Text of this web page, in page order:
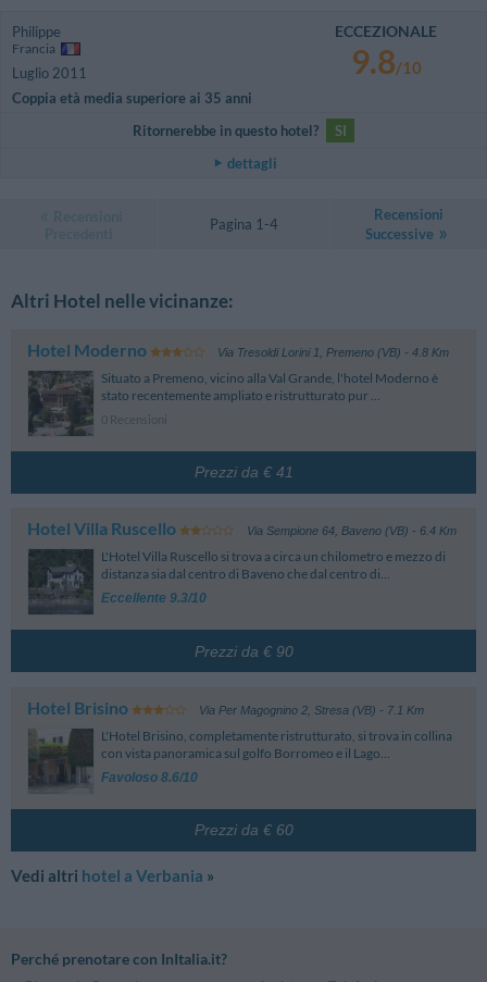
Philippe
Francia
Luglio 2011
Coppia età media superiore ai 35 anni
ECCEZIONALE
9.8/10
Ritornerebbe in questo hotel?
SI
dettagli
Pagina 1-4
Recensioni
Successive
Altri Hotel nelle vicinanze:
Hotel Moderno Via Tresoldi Lorini 1 Premeno (VB) - 4.8 Km
Situato a Premeno, vicino alla Val Grande, l'hotel Moderno è
stato recentemente ampliato e ristrutturato pur ...
0 Recensioni
Prezzi da € 41
Hotel Villa Ruscello Via Sempione 64, Baveno (VB) - 6.4 Km
L'Hotel Villa Ruscello si trova a circa un chilometro e mezzo di
distanza sia dal centro di Baveno che dal centro di...
Eccellente 9.3/10
Prezzi da € 90
Hotel Brisino Via Per Magognino 2, Stresa (VB) - 7.1 Km
L'Hotel Brisino, completamente ristrutturato, si trova in collina
con vista panoramica sul golfo Borromeo e il Lago...
Favoloso 8.6/10
Prezzi da € 60
Vedi altri hotel a Verbania »
Perché prenotare con InItalia.it?